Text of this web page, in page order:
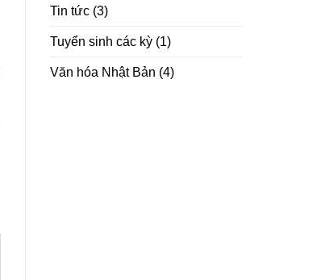
Tin tức (3)
Tuyển sinh các kỳ (1)
Văn hóa Nhật Bản (4)